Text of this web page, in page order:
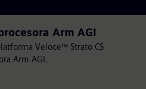
Arm AGI
Veloce™ Strato CS
Arm AGI.